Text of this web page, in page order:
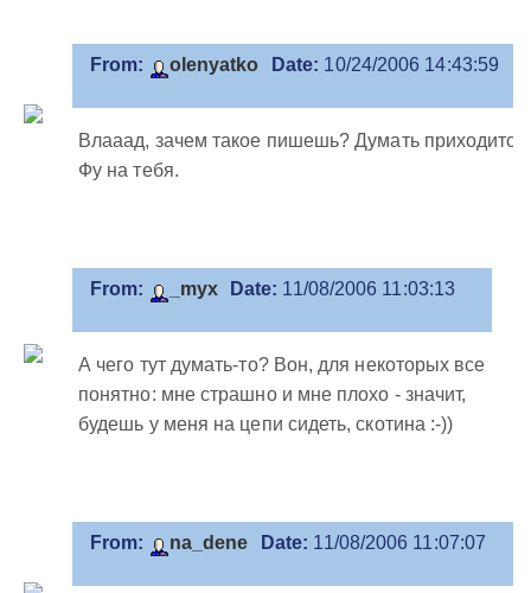
From: olenyatko Date: 10/24/2006 14:43:59
Влааад, зачем такое пишешь? Думать приходится.
Фу на тебя.
From: _myx Date: 11/08/2006 11:03:13
А чего тут думать-то? Вон, для некоторых все
понятно: мне страшно и мне плохо - значит,
будешь у меня на цепи сидеть, скотина :-))
From: na_dene Date: 11/08/2006 11:07:07